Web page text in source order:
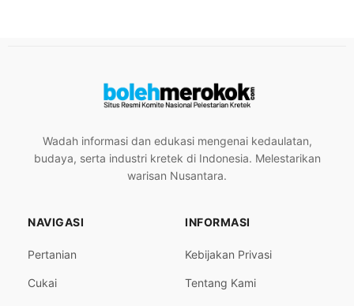
Wadah informasi dan edukasi mengenai kedaulatan,
budaya, serta industri kretek di Indonesia. Melestarikan
warisan Nusantara.
NAVIGASI
Pertanian
Cukai
INFORMASI
Kebijakan Privasi
Tentang Kami